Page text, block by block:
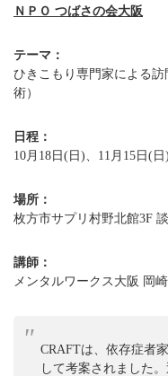
ＮＰＯ つばさの会大阪
テーマ：
ひきこもり専門家による
術）
日程：
10月18日(日)、11月15日(
場所：
枚方市サプリ村野北館3F
講師：
メンタルワークス大阪 岡
CRAFTは、依存症者
して考案されました